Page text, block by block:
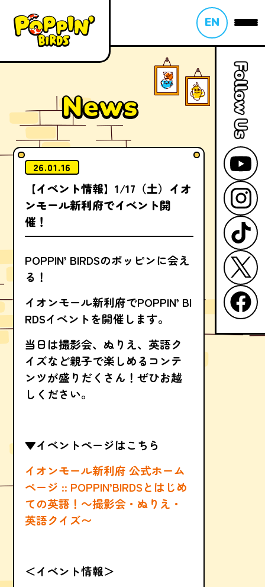
EN
26.01.16
【イベント情報】1/17（土）イオ
ンモール新利府でイベント開
催！
POPPIN’ BIRDSのポッピンに会え
る！
イオンモール新利府でPOPPIN’ BI
RDSイベントを開催します。
当日は撮影会、ぬりえ、英語ク
イズなど親子で楽しめるコンテ
ンツが盛りだくさん！ぜひお越
しください。
▼イベントページはこちら
イオンモール新利府 公式ホーム
ページ :: POPPIN’BIRDSとはじめ
ての英語！～撮影会・ぬりえ・
英語クイズ〜
＜イベント情報＞